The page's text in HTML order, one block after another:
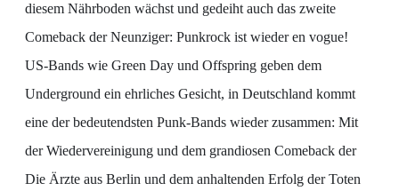
diesem Nährboden wächst und gedeiht auch das zweite
Comeback der Neunziger: Punkrock ist wieder en vogue!
US-Bands wie Green Day und Offspring geben dem
Underground ein ehrliches Gesicht, in Deutschland kommt
eine der bedeutendsten Punk-Bands wieder zusammen: Mit
der Wiedervereinigung und dem grandiosen Comeback der
Die Ärzte aus Berlin und dem anhaltenden Erfolg der Toten